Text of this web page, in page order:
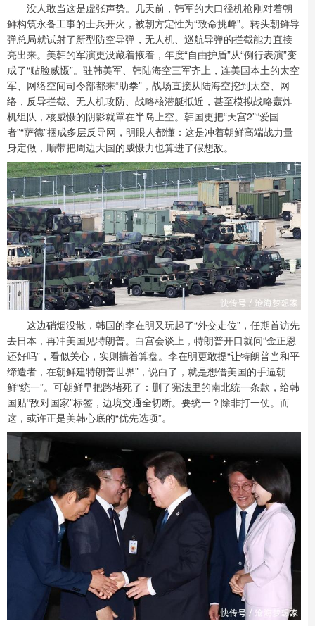
没人敢当这是虚张声势。几天前，韩军的大口径机枪刚对着朝
鲜构筑永备工事的士兵开火，被朝方定性为“致命挑衅”。转头朝鲜导
弹总局就试射了新型防空导弹，无人机、巡航导弹的拦截能力直接
亮出来。美韩的军演更没藏着掖着，年度“自由护盾”从“例行表演”变
成了“贴脸威慑”。驻韩美军、韩陆海空三军齐上，连美国本土的太空
军、网络空间司令部都来“助拳”，战场直接从陆海空挖到太空、网
络，反导拦截、无人机攻防、战略核潜艇抵近，甚至模拟战略轰炸
机组队，核威慑的阴影就罩在半岛上空。韩国更把“天宫2”“爱国
者”“萨德”捆成多层反导网，明眼人都懂：这是冲着朝鲜高端战力量
身定做，顺带把周边大国的威慑力也算进了假想敌。
这边硝烟没散，韩国的李在明又玩起了“外交走位”，任期首访先
去日本，再冲美国见特朗普。白宫会谈上，特朗普开口就问“金正恩
还好吗”，看似关心，实则揣着算盘。李在明更敢提“让特朗普当和平
缔造者，在朝鲜建特朗普世界”，说白了，就是想借美国的手逼朝
鲜“统一”。可朝鲜早把路堵死了：删了宪法里的南北统一条款，给韩
国贴“敌对国家”标签，边境交通全切断。要统一？除非打一仗。而
这，或许正是美韩心底的“优先选项”。